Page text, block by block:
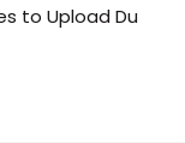
to Upload Du